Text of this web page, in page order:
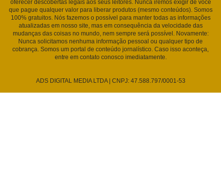
oferecer descobertas legais aos seus leitores. Nunca iremos exigir de você
que pague qualquer valor para liberar produtos (mesmo conteúdos). Somos
100% gratuitos. Nós fazemos o possível para manter todas as informações
atualizadas em nosso site, mas em consequência da velocidade das
mudanças das coisas no mundo, nem sempre será possível. Novamente:
Nunca solicitamos nenhuma informação pessoal ou qualquer tipo de
cobrança. Somos um portal de conteúdo jornalístico. Caso isso aconteça,
entre em contato conosco imediatamente.
ADS DIGITAL MEDIA LTDA | CNPJ: 47.588.797/0001-53